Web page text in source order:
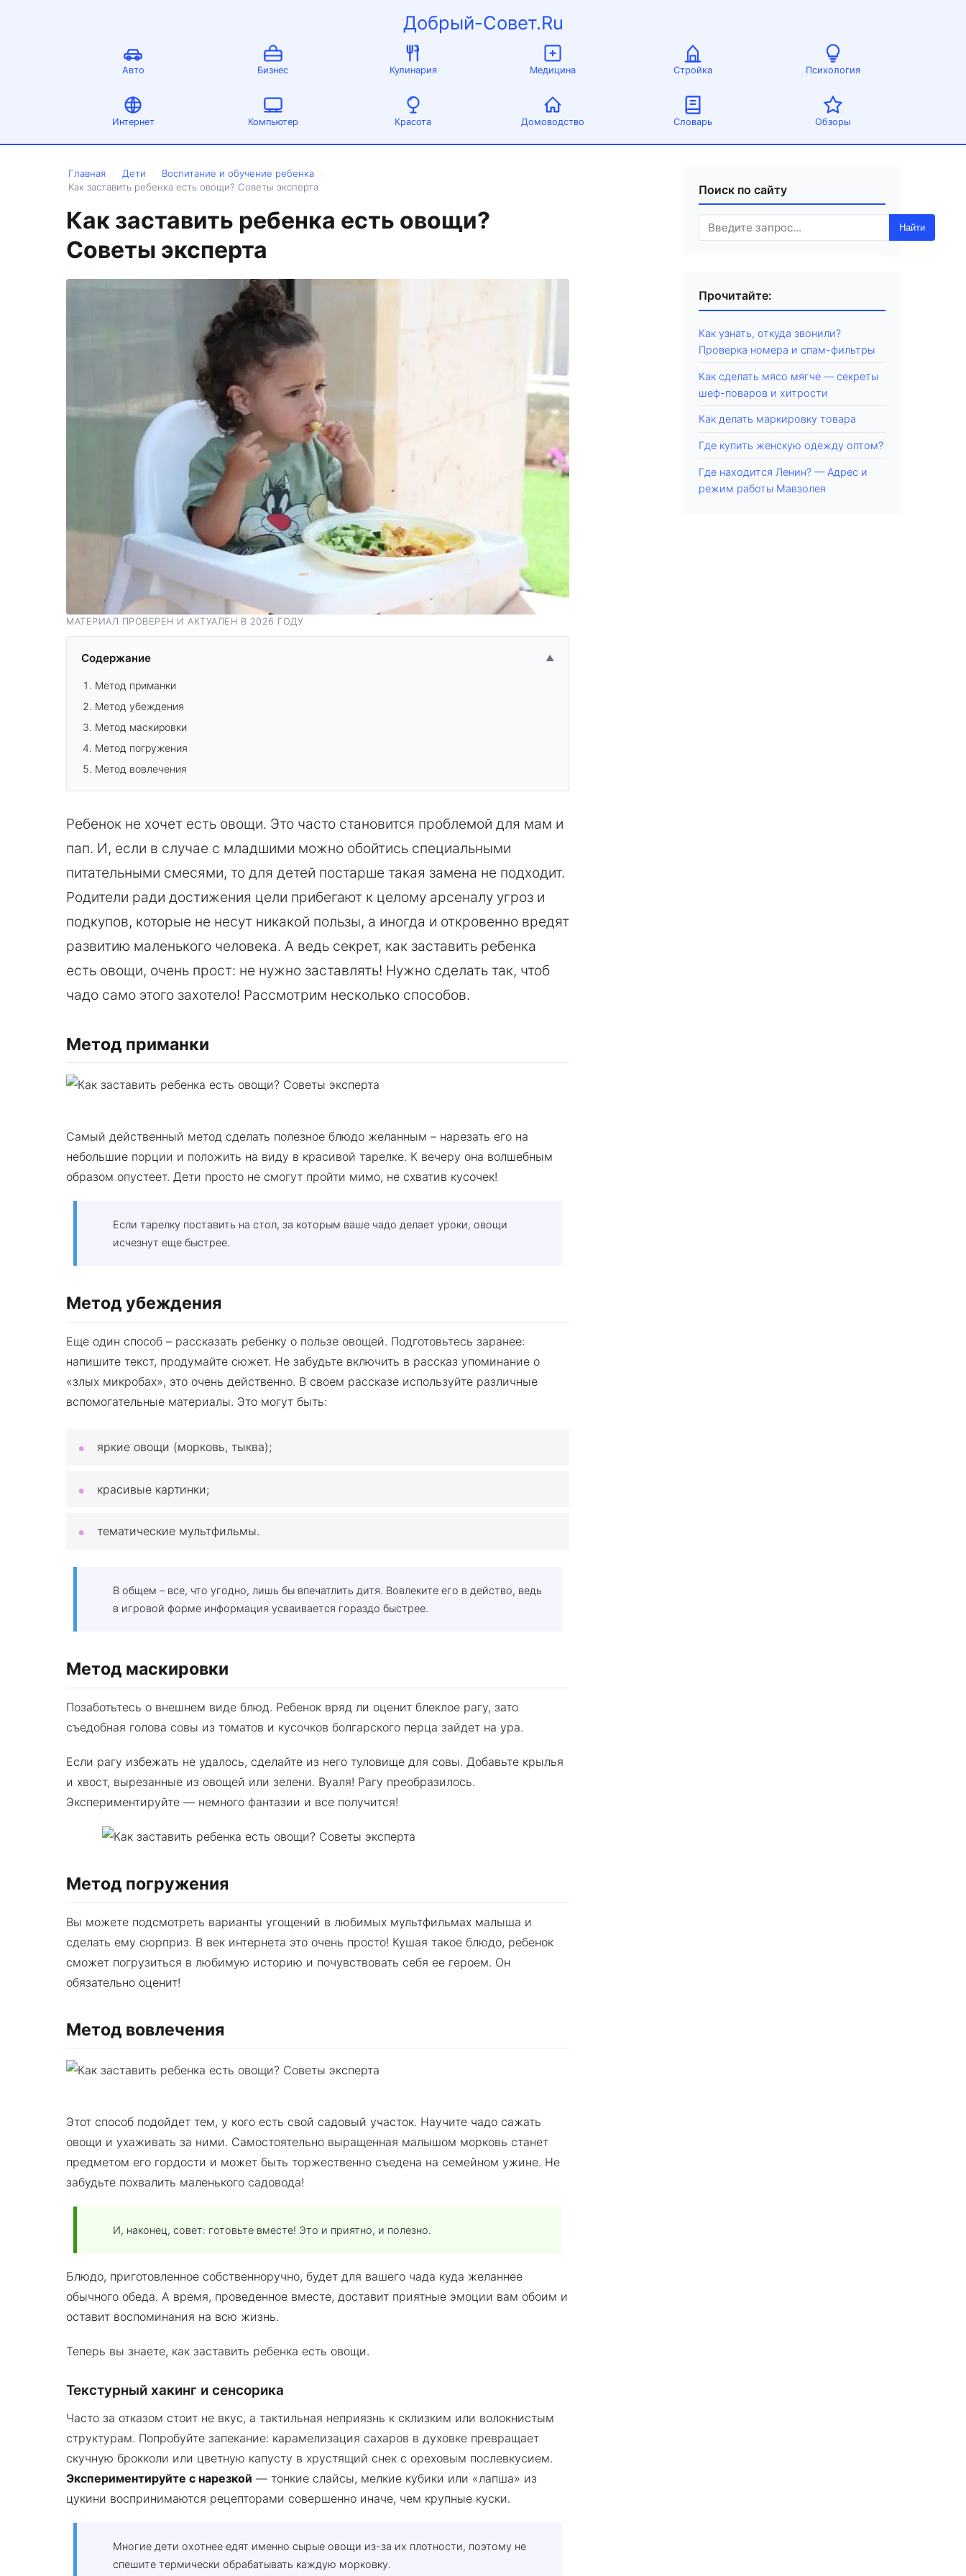
Добрый-Совет.Ru
Авто Бизнес Кулинария Медицина Стройка Психология
Интернет Компьютер Красота Домоводство Словарь Обзоры
Главная Дети Воспитание и обучение ребенка
Как заставить ребенка есть овощи? Советы эксперта
Как заставить ребенка есть овощи?
Советы эксперта
МАТЕРИАЛ ПРОВЕРЕН И АКТУАЛЕН В 2026 ГОДУ
Содержание ▲
Метод приманки
Метод убеждения
Метод маскировки
Метод погружения
Метод вовлечения
Ребенок не хочет есть овощи. Это часто становится проблемой для мам и
пап. И, если в случае с младшими можно обойтись специальными
питательными смесями, то для детей постарше такая замена не подходит.
Родители ради достижения цели прибегают к целому арсеналу угроз и
подкупов, которые не несут никакой пользы, а иногда и откровенно вредят
развитию маленького человека. А ведь секрет, как заставить ребенка
есть овощи, очень прост: не нужно заставлять! Нужно сделать так, чтоб
чадо само этого захотело! Рассмотрим несколько способов.
Метод приманки
Самый действенный метод сделать полезное блюдо желанным – нарезать его на
небольшие порции и положить на виду в красивой тарелке. К вечеру она волшебным
образом опустеет. Дети просто не смогут пройти мимо, не схватив кусочек!
Если тарелку поставить на стол, за которым ваше чадо делает уроки, овощи
исчезнут еще быстрее.
Метод убеждения
Еще один способ – рассказать ребенку о пользе овощей. Подготовьтесь заранее:
напишите текст, продумайте сюжет. Не забудьте включить в рассказ упоминание о
«злых микробах», это очень действенно. В своем рассказе используйте различные
вспомогательные материалы. Это могут быть:
яркие овощи (морковь, тыква);
красивые картинки;
тематические мультфильмы.
В общем – все, что угодно, лишь бы впечатлить дитя. Вовлеките его в действо, ведь
в игровой форме информация усваивается гораздо быстрее.
Метод маскировки
Позаботьтесь о внешнем виде блюд. Ребенок вряд ли оценит блеклое рагу, зато
съедобная голова совы из томатов и кусочков болгарского перца зайдет на ура.
Если рагу избежать не удалось, сделайте из него туловище для совы. Добавьте крылья
и хвост, вырезанные из овощей или зелени. Вуаля! Рагу преобразилось.
Экспериментируйте — немного фантазии и все получится!
Метод погружения
Вы можете подсмотреть варианты угощений в любимых мультфильмах малыша и
сделать ему сюрприз. В век интернета это очень просто! Кушая такое блюдо, ребенок
сможет погрузиться в любимую историю и почувствовать себя ее героем. Он
обязательно оценит!
Метод вовлечения
Этот способ подойдет тем, у кого есть свой садовый участок. Научите чадо сажать
овощи и ухаживать за ними. Самостоятельно выращенная малышом морковь станет
предметом его гордости и может быть торжественно съедена на семейном ужине. Не
забудьте похвалить маленького садовода!
И, наконец, совет: готовьте вместе! Это и приятно, и полезно.
Блюдо, приготовленное собственноручно, будет для вашего чада куда желаннее
обычного обеда. А время, проведенное вместе, доставит приятные эмоции вам обоим и
оставит воспоминания на всю жизнь.
Теперь вы знаете, как заставить ребенка есть овощи.
Текстурный хакинг и сенсорика
Часто за отказом стоит не вкус, а тактильная неприязнь к склизким или волокнистым
структурам. Попробуйте запекание: карамелизация сахаров в духовке превращает
скучную брокколи или цветную капусту в хрустящий снек с ореховым послевкусием.
Экспериментируйте с нарезкой — тонкие слайсы, мелкие кубики или «лапша» из
цукини воспринимаются рецепторами совершенно иначе, чем крупные куски.
Многие дети охотнее едят именно сырые овощи из-за их плотности, поэтому не
спешите термически обрабатывать каждую морковку.
Поиск по сайту
Найти
Прочитайте:
Как узнать, откуда звонили?
Проверка номера и спам-фильтры
Как сделать мясо мягче — секреты
шеф-поваров и хитрости
Как делать маркировку товара
Где купить женскую одежду оптом?
Где находится Ленин? — Адрес и
режим работы Мавзолея